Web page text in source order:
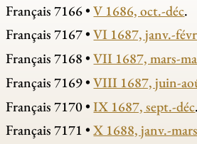
Français 7166 •V 1686, oct.-déc.
Français 7167 •VI 1687, janv.-févr
Français 7168 •VII 1687, mars-
Français 7169 •VIII 1687, juin-
Français 7170 •IX 1687, sept.-déc.
Français 7171 •X 1688, janv.-mars